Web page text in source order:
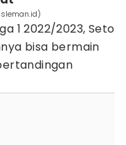
1 2022/2023, Seto
bisa bermain